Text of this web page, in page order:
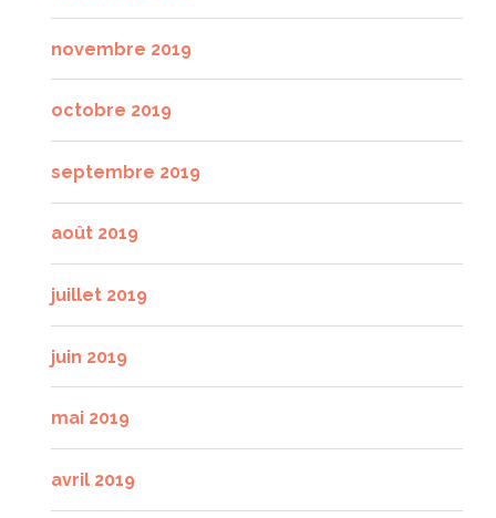
novembre 2019
octobre 2019
septembre 2019
août 2019
juillet 2019
juin 2019
mai 2019
avril 2019